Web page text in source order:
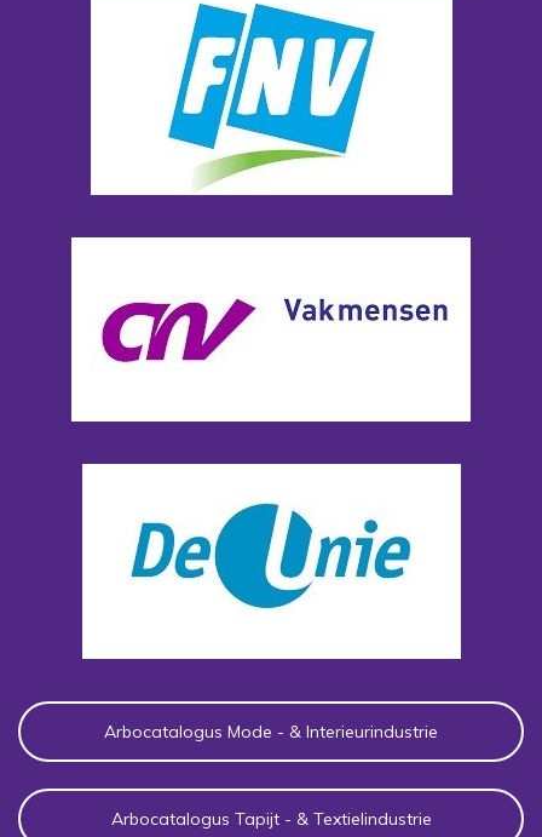
Arbocatalogus Mode - & Interieurindustrie
Arbocatalogus Tapijt - & Textielindustrie